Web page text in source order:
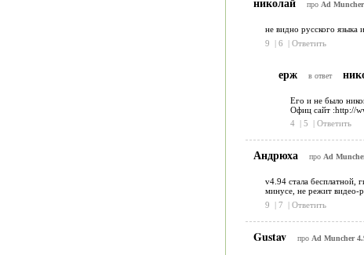
про Ad
не видно русского языка
9
| 6 | Ответить
ерж в ответ
Его и не было
Офиц сайт :http://
4 | 5 | Ответить
Андрюха про Ad
v4.94 стала бесплатной,
минусе, не режит видео-
9
| 7 | Ответить
Gustav про Ad Muncher